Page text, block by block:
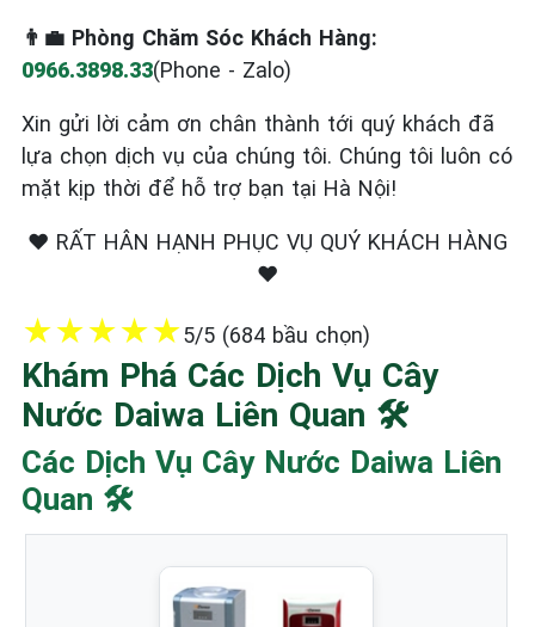
👨‍💼 Phòng Chăm Sóc Khách Hàng:
0966.3898.33(Phone - Zalo)
Xin gửi lời cảm ơn chân thành tới quý khách đã
lựa chọn dịch vụ của chúng tôi. Chúng tôi luôn có
mặt kịp thời để hỗ trợ bạn tại Hà Nội!
❤️ RẤT HÂN HẠNH PHỤC VỤ QUÝ KHÁCH HÀNG
❤️
★★★★★5/5 (684 bầu chọn)
Khám Phá Các Dịch Vụ Cây
Nước Daiwa Liên Quan 🛠️
Các Dịch Vụ Cây Nước Daiwa Liên
Quan 🛠️